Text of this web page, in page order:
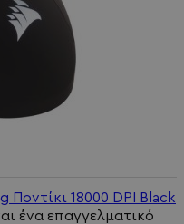
Ποντίκι 18000 DPI Black
ένα επαγγελματικό